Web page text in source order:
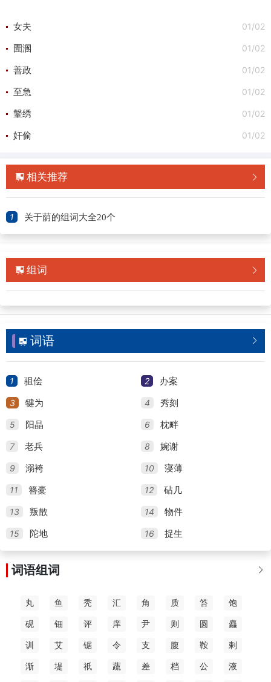
01/02
女夫
01/02
圊溷
01/02
善政
01/02
至急
01/02
鞶绣
01/02
奸偷

 相关推荐
1 关于荫的组词大全20个

 组词

 词语
1 驵侩 2 办案
3 犍为 4 秀刻
5 阳晶 6 枕畔
7 老兵 8 婉谢
9 溺袴 10 寖薄
11 簪橐 12 砧几
13 叛散 14 物件
15 陀地 16 捉生

词语组词
丸 鱼 秃 汇 角 质 笞 饱
砚 钿 评 庠 尹 则 圆 麤
训 艾 锯 令 支 腹 鞍 剌
渐 堤 祇 蔬 差 档 公 液